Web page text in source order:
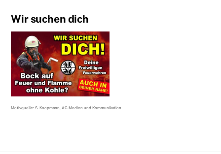
Wir suchen dich
Motivquelle: S. Koopmann, AG Medien und Kommunikation